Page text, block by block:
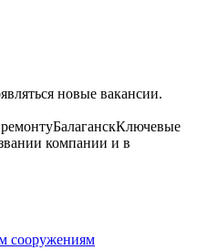
новые вакансии.
БалаганскКлючевые
компании и в
сооружениям